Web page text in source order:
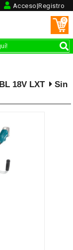
Acceso|Registro
0
18V LXT
Sin